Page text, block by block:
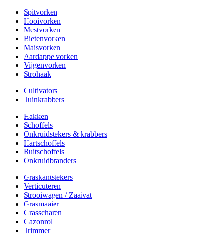
Spitvorken
Hooivorken
Mestvorken
Bietenvorken
Maisvorken
Aardappelvorken
Vijgenvorken
Strohaak
Cultivators
Tuinkrabbers
Hakken
Schoffels
Onkruidstekers & krabbers
Hartschoffels
Ruitschoffels
Onkruidbranders
Graskantstekers
Verticuteren
Strooiwagen / Zaaivat
Grasmaaier
Grasscharen
Gazonrol
Trimmer